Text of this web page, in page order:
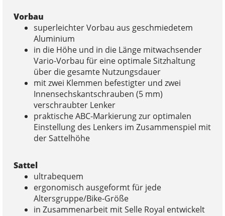
Vorbau
superleichter Vorbau aus geschmiedetem
Aluminium
in die Höhe und in die Länge mitwachsender
Vario-Vorbau für eine optimale Sitzhaltung
über die gesamte Nutzungsdauer
mit zwei Klemmen befestigter und zwei
Innensechskantschrauben (5 mm)
verschraubter Lenker
praktische ABC-Markierung zur optimalen
Einstellung des Lenkers im Zusammenspiel mit
der Sattelhöhe
Sattel
ultrabequem
ergonomisch ausgeformt für jede
Altersgruppe/Bike-Größe
in Zusammenarbeit mit Selle Royal entwickelt